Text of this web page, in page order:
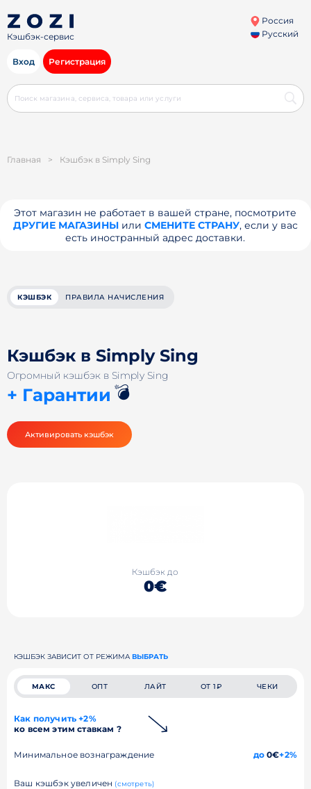
Кэшбэк-сервис
Россия
Русский
Вход Регистрация
Главная > Кэшбэк в Simply Sing
Этот магазин не работает в вашей стране, посмотрите
ДРУГИЕ МАГАЗИНЫили СМЕНИТЕ СТРАНУ, если у вас
есть иностранный адрес доставки.
КЭШБЭК ПРАВИЛА НАЧИСЛЕНИЯ
Кэшбэк в Simply Sing
Огромный кэшбэк в Simply Sing
+ Гарантии 💣
Активировать кэшбэк
Кэшбэк до
0€
КЭШБЭК ЗАВИСИТ ОТ РЕЖИМА ВЫБРАТЬ
МАКС ОПТ ЛАЙТ ОТ 1₽ ЧЕКИ
Как получить +2%
ко всем этим ставкам ?
Минимальное вознаграждение до0€+2%
Ваш кэшбэк увеличен (смотреть)